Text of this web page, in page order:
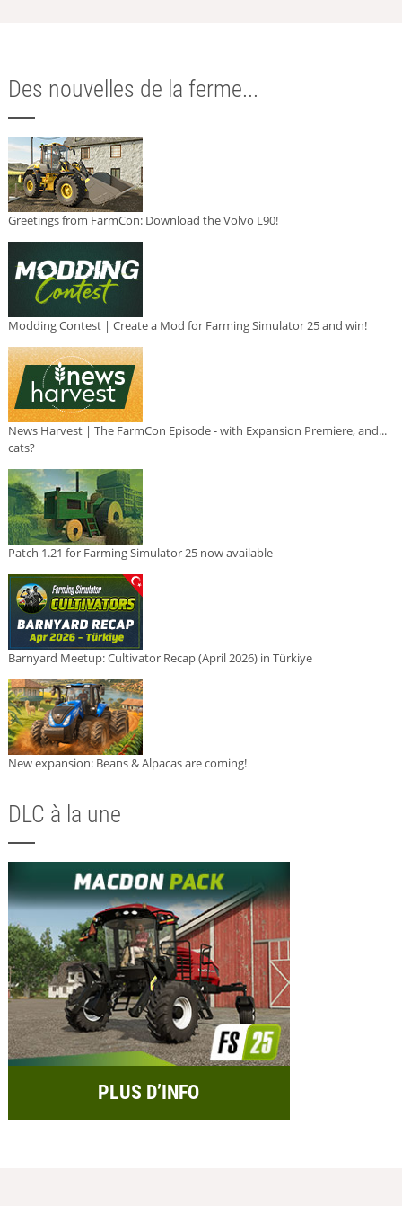
Des nouvelles de la ferme...
Greetings from FarmCon: Download the Volvo L90!
Modding Contest | Create a Mod for Farming Simulator 25 and win!
News Harvest | The FarmCon Episode - with Expansion Premiere, and...
cats?
Patch 1.21 for Farming Simulator 25 now available
Barnyard Meetup: Cultivator Recap (April 2026) in Türkiye
New expansion: Beans & Alpacas are coming!
DLC à la une
PLUS D’INFO